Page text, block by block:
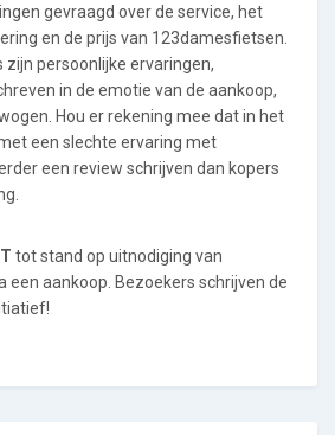
gevraagd over de service, het
en de prijs van 123damesfietsen.
zijn persoonlijke ervaringen,
in de emotie van de aankoop,
Hou er rekening mee dat in het
een slechte ervaring met
een review schrijven dan kopers
tot stand op uitnodiging van
een aankoop. Bezoekers schrijven de